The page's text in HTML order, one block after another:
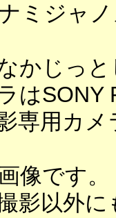
ミジャ
かじっ
はSONY
専用カ
像です。
影以外